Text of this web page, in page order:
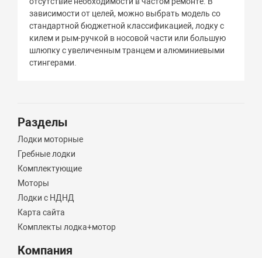
зависимости от целей, можно выбрать модель со
стандартной бюджетной классификацией, лодку с
килем и рым-ручкой в носовой части или большую
шлюпку с увеличенным транцем и алюминиевыми
стингерами.
Разделы
Лодки моторные
Гребные лодки
Комплектующие
Моторы
Лодки с НДНД
Карта сайта
Комплекты лодка+мотор
Компания